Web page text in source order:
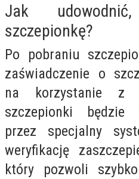
Jak
szczepionkę?
Po pobraniu
zaświadczenie o
na korzystanie z
szczepionki będzie
przez specjalny
weryfikację
który pozwoli